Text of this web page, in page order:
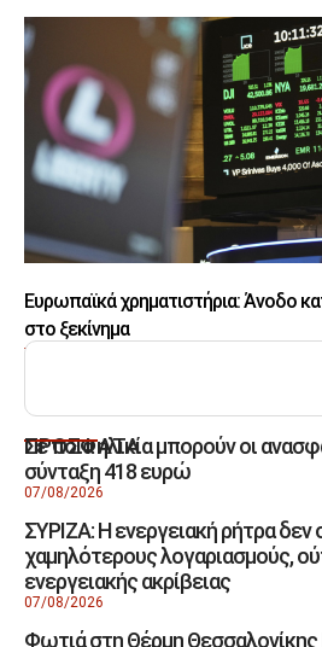
Ευρωπαϊκά χρηματιστήρια: Άνοδο
στο ξεκίνημα
ΑΝΑΖΗΤΗΣΗ
ΠΡΟΣΦΑΤΑ
Σε ποια ηλικία μπορούν οι
σύνταξη 418 ευρώ
07/08/2026
ΣΥΡΙΖΑ: Η ενεργειακή ρήτρα δεν
χαμηλότερους λογαριασμούς,
ενεργειακής ακρίβειας
07/08/2026
Φωτιά στη Θέρμη Θεσσαλονίκης